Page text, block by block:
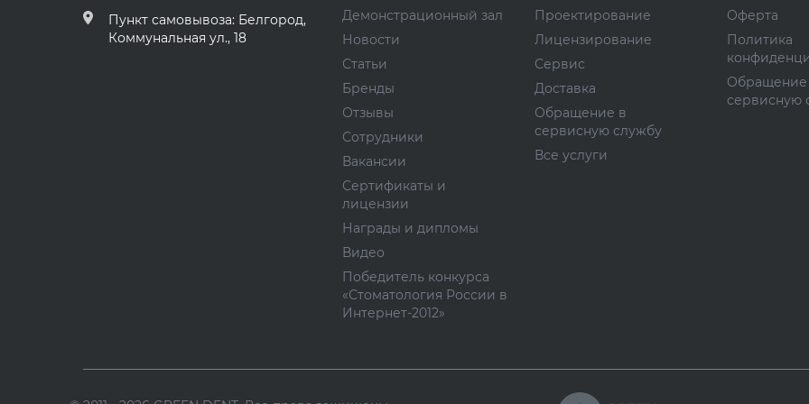
Пункт самовывоза: Белгород,
Коммунальная ул., 18
Демонстрационный зал
Новости
Статьи
Бренды
Отзывы
Сотрудники
Вакансии
Сертификаты и
лицензии
Награды и дипломы
Видео
Победитель конкурса
«Стоматология России в
Интернет-2012»
Проектирование
Лицензирование
Сервис
Доставка
Обращение в
сервисную службу
Все услуги
Оферта
Политика
Обращение
сервисную